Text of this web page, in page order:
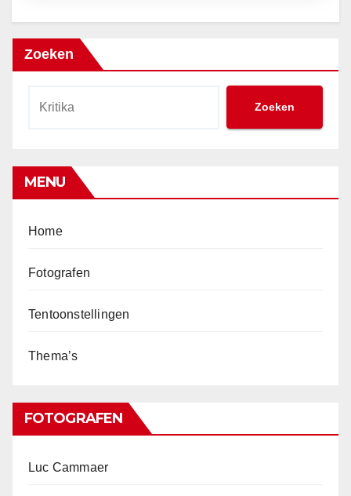
Zoeken
Zoeken
MENU
Home
Fotografen
Tentoonstellingen
Thema’s
FOTOGRAFEN
Luc Cammaer